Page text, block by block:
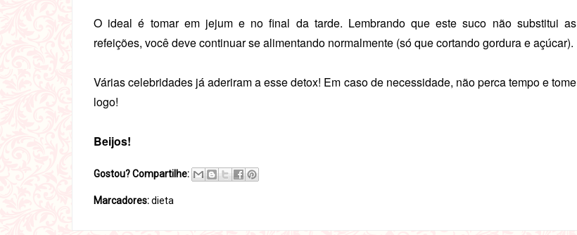
O ideal é tomar em jejum e no final da tarde. Lembrando que este suco não substitui as
refeições, você deve continuar se alimentando normalmente (só que cortando gordura e açúcar).
Várias celebridades já aderiram a esse detox! Em caso de necessidade, não perca tempo e tome
logo!
Beijos!
Gostou? Compartilhe:
Marcadores:dieta